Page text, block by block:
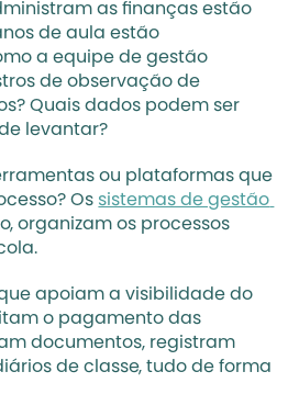
as finanças estão
de aula estão
a equipe de gestão
de observação de
Quais dados podem ser
levantar?
ou plataformas que
Os sistemas de gestão
organizam os processos
que apoiam a visibilidade do
o pagamento das
documentos, registram
de classe, tudo de forma